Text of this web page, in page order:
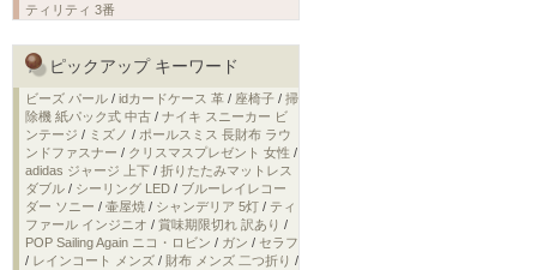
ティリティ 3番
ピックアップ キーワード
ビーズ パール / idカードケース 革 / 座椅子 / 掃
除機 紙パック式 中古 / ナイキ スニーカー ビ
ンテージ / ミズノ / ポールスミス 長財布 ラウ
ンドファスナー / クリスマスプレゼント 女性 /
adidas ジャージ 上下 / 折りたたみマットレス
ダブル / シーリング LED / ブルーレイレコー
ダー ソニー / 壷屋焼 / シャンデリア 5灯 / ティ
ファール インジニオ / 賞味期限切れ 訳あり /
POP Sailing Again ニコ・ロビン / ガン / セラフ
/ レインコート メンズ / 財布 メンズ 二つ折り /